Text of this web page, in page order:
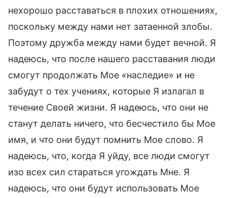
нехорошо расставаться в плохих отношениях,
поскольку между нами нет затаенной злобы.
Поэтому дружба между нами будет вечной. Я
надеюсь, что после нашего расставания люди
смогут продолжать Мое «наследие» и не
забудут о тех учениях, которые Я излагал в
течение Своей жизни. Я надеюсь, что они не
станут делать ничего, что бесчестило бы Мое
имя, и что они будут помнить Мое слово. Я
надеюсь, что, когда Я уйду, все люди смогут
изо всех сил стараться угождать Мне. Я
надеюсь, что они будут использовать Мое